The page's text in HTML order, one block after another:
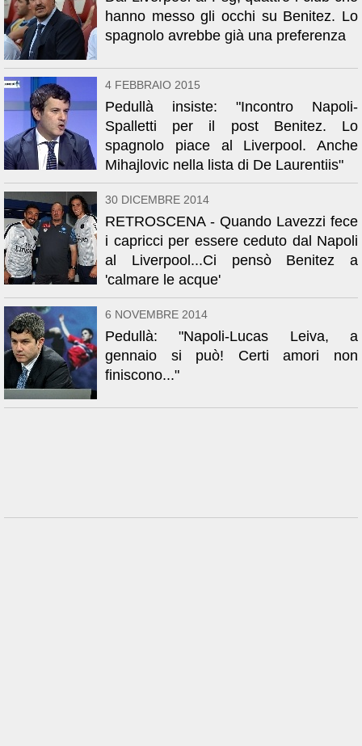
hanno messo gli occhi su Benitez. Lo
spagnolo avrebbe già una preferenza
4 FEBBRAIO 2015
Pedullà insiste: "Incontro Napoli-
Spalletti per il post Benitez. Lo
spagnolo piace al Liverpool. Anche
Mihajlovic nella lista di De Laurentiis"
30 DICEMBRE 2014
RETROSCENA - Quando Lavezzi fece
i capricci per essere ceduto dal Napoli
al Liverpool...Ci pensò Benitez a
'calmare le acque'
6 NOVEMBRE 2014
Pedullà: "Napoli-Lucas Leiva, a
gennaio si può! Certi amori non
finiscono..."